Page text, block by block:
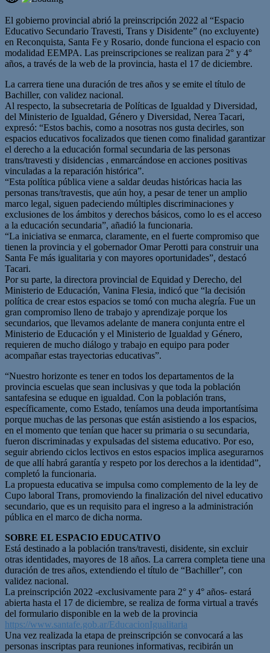
El gobierno provincial abrió la preinscripción 2022 al “Espacio
Educativo Secundario Travesti, Trans y Disidente” (no excluyente)
en Reconquista, Santa Fe y Rosario, donde funciona el espacio con
modalidad EEMPA. Las preinscripciones se realizan para 2° y 4°
años, a través de la web de la provincia, hasta el 17 de diciembre.
La carrera tiene una duración de tres años y se emite el título de
Bachiller, con validez nacional.
Al respecto, la subsecretaria de Políticas de Igualdad y Diversidad,
del Ministerio de Igualdad, Género y Diversidad, Nerea Tacari,
expresó: “Estos bachis, como a nosotras nos gusta decirles, son
espacios educativos focalizados que tienen como finalidad garantizar
el derecho a la educación formal secundaria de las personas
trans/travesti y disidencias , enmarcándose en acciones positivas
vinculadas a la reparación histórica”.
“Esta política pública viene a saldar deudas históricas hacia las
personas trans/travestis, que aún hoy, a pesar de tener un amplio
marco legal, siguen padeciendo múltiples discriminaciones y
exclusiones de los ámbitos y derechos básicos, como lo es el acceso
a la educación secundaria”, añadió la funcionaria.
“La iniciativa se enmarca, claramente, en el fuerte compromiso que
tienen la provincia y el gobernador Omar Perotti para construir una
Santa Fe más igualitaria y con mayores oportunidades”, destacó
Tacari.
Por su parte, la directora provincial de Equidad y Derecho, del
Ministerio de Educación, Vanina Flesia, indicó que “la decisión
política de crear estos espacios se tomó con mucha alegría. Fue un
gran compromiso lleno de trabajo y aprendizaje porque los
secundarios, que llevamos adelante de manera conjunta entre el
Ministerio de Educación y el Ministerio de Igualdad y Género,
requieren de mucho diálogo y trabajo en equipo para poder
acompañar estas trayectorias educativas”.
“Nuestro horizonte es tener en todos los departamentos de la
provincia escuelas que sean inclusivas y que toda la población
santafesina se eduque en igualdad. Con la población trans,
específicamente, como Estado, teníamos una deuda importantísima
porque muchas de las personas que están asistiendo a los espacios,
en el momento que tenían que hacer su primaria o su secundaria,
fueron discriminadas y expulsadas del sistema educativo. Por eso,
seguir abriendo ciclos lectivos en estos espacios implica asegurarnos
de que allí habrá garantía y respeto por los derechos a la identidad”,
completó la funcionaria.
La propuesta educativa se impulsa como complemento de la ley de
Cupo laboral Trans, promoviendo la finalización del nivel educativo
secundario, que es un requisito para el ingreso a la administración
pública en el marco de dicha norma.
SOBRE EL ESPACIO EDUCATIVO
Está destinado a la población trans/travesti, disidente, sin excluir
otras identidades, mayores de 18 años. La carrera completa tiene una
duración de tres años, extendiendo el título de “Bachiller”, con
validez nacional.
La preinscripción 2022 -exclusivamente para 2° y 4° años- estará
abierta hasta el 17 de diciembre, se realiza de forma virtual a través
del formulario disponible en la web de la provincia
https://www.santafe.gob.ar/EducacionIgualitaria
Una vez realizada la etapa de preinscripción se convocará a las
personas inscriptas para reuniones informativas, recibirán un